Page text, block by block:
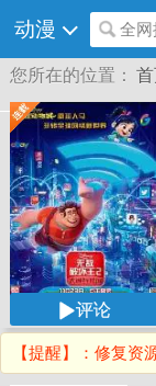
动漫 全网
您所在的位置：
评论
【提醒】：修复资